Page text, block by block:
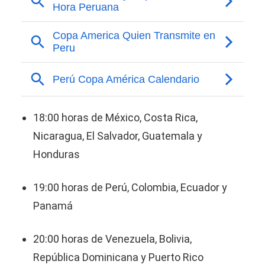
18:00 horas de México, Costa Rica,
Nicaragua, El Salvador, Guatemala y
Honduras
19:00 horas de Perú, Colombia, Ecuador y
Panamá
20:00 horas de Venezuela, Bolivia,
República Dominicana y Puerto Rico